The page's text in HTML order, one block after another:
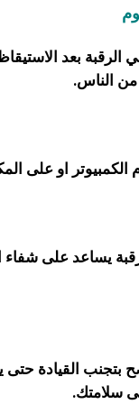
بعد
من الناس.
او على
يساعد على
بتجنب القيادة
سلامتك.